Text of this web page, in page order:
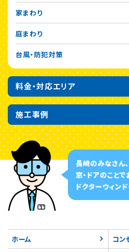
家まわり
庭まわり
台風・防犯対策
料金・対応エリア
施工事例
長崎のみなさん、
窓・ドアのこと
ドクターウィン
ホーム
コン